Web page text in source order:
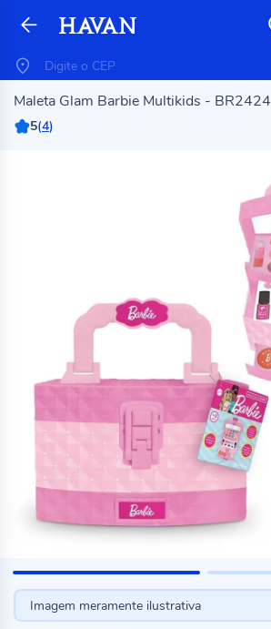
Maleta Glam Barbie Multikids - BR2424
5(4)
Imagem meramente ilustrativa